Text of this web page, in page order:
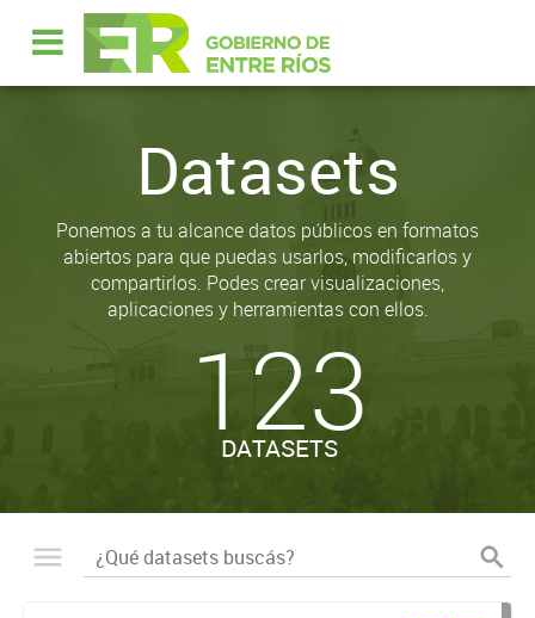
Datasets
Ponemos a tu alcance datos públicos en formatos
abiertos para que puedas usarlos, modificarlos y
compartirlos. Podes crear visualizaciones,
aplicaciones y herramientas con ellos.
123
DATASETS